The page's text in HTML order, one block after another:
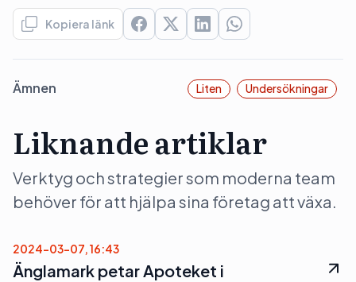
Kopiera länk
Ämnen Liten Undersökningar
Liknande artiklar
Verktyg och strategier som moderna team
behöver för att hjälpa sina företag att växa.
2024-03-07, 16:43
Änglamark petar Apoteket i